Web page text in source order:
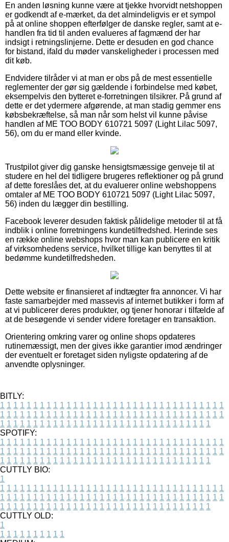
En anden løsning kunne være at tjekke hvorvidt netshoppen
er godkendt af e-mærket, da det almindeligvis er et sympol
på at online shoppen efterfølger de danske regler, samt at e-
handlen fra tid til anden evalueres af fagmænd der har
indsigt i retningslinjerne. Dette er desuden en god chance
for bistand, ifald du møder vanskeligheder i processen med
dit køb.
Endvidere tilråder vi at man er obs på de mest essentielle
reglementer der gør sig gældende i forbindelse med købet,
eksempelvis den bytteret e-forretningen tilsikrer. På grund af
dette er det ydermere afgørende, at man stadig gemmer ens
købsbekræftelse, så man når som helst vil kunne påvise
handlen af ME TOO BODY 610721 5097 (Light Lilac 5097,
56), om du er mand eller kvinde.
Trustpilot giver dig ganske hensigtsmæssige genveje til at
studere en hel del tidligere brugeres reflektioner og på grund
af dette foreslåes det, at du evaluerer online webshoppens
omtaler af ME TOO BODY 610721 5097 (Light Lilac 5097,
56) inden du lægger din bestilling.
Facebook leverer desuden faktisk pålidelige metoder til at få
indblik i online forretningens kundetilfredshed. Herinde ses
en række online webshops hvor man kan publicere en kritik
af virksomhedens service, hvilket tillige kan benyttes til at
bedømme kundetilfredsheden.
Dette website er finansieret af indtægter fra annoncer. Vi har
faste samarbejder med massevis af internet butikker i form af
at vi publicerer deres produkter, og tjener honorar i tilfælde af
at de besøgende vi sender videre foretager en transaktion.
Orientering omkring varer og online shops opdateres
rutinemæssigt, men der gives ikke garantier imod ændringer
der eventuelt er foretaget siden nyligste opdatering af de
anvendte oplysninger.
BITLY:
1 1 1 1 1 1 1 1 1 1 1 1 1 1 1 1 1 1 1 1 1 1 1 1 1 1 1 1 1 1 1 1 1 1
1 1 1 1 1 1 1 1 1 1 1 1 1 1 1 1 1 1 1 1 1 1 1 1 1 1 1 1 1 1 1 1 1 1
1 1 1 1 1 1 1 1 1 1 1 1 1 1 1 1 1 1 1 1 1 1 1 1 1 1 1 1 1 1 1 1
SPOTIFY:
1 1 1 1 1 1 1 1 1 1 1 1 1 1 1 1 1 1 1 1 1 1 1 1 1 1 1 1 1 1 1 1 1 1
1 1 1 1 1 1 1 1 1 1 1 1 1 1 1 1 1 1 1 1 1 1 1 1 1 1 1 1 1 1 1 1 1 1
1 1 1 1 1 1 1 1 1 1 1 1 1 1 1 1 1 1 1 1 1 1 1 1 1 1 1 1 1 1 1 1
CUTTLY BIO:
1
1 1 1 1 1 1 1 1 1 1 1 1 1 1 1 1 1 1 1 1 1 1 1 1 1 1 1 1 1 1 1 1 1 1
1 1 1 1 1 1 1 1 1 1 1 1 1 1 1 1 1 1 1 1 1 1 1 1 1 1 1 1 1 1 1 1 1 1
1 1 1 1 1 1 1 1 1 1 1 1 1 1 1 1 1 1 1 1 1 1 1 1 1 1 1 1 1 1 1 1
CUTTLY OLD:
1
1 1 1 1 1 1 1 1 1 1